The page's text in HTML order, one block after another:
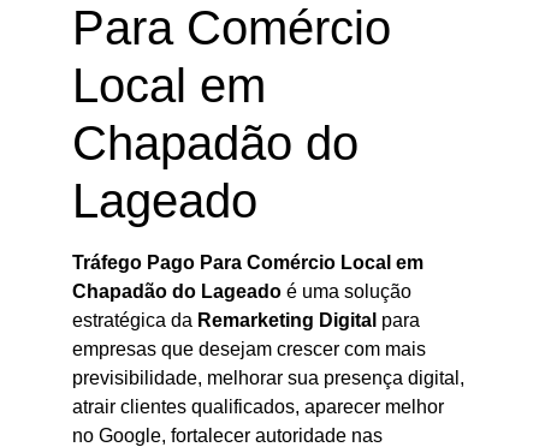
Para Comércio
Local em
Chapadão do
Lageado
Tráfego Pago Para Comércio Local em
Chapadão do Lageado é uma solução
estratégica da Remarketing Digital para
empresas que desejam crescer com mais
previsibilidade, melhorar sua presença digital,
atrair clientes qualificados, aparecer melhor
no Google, fortalecer autoridade nas